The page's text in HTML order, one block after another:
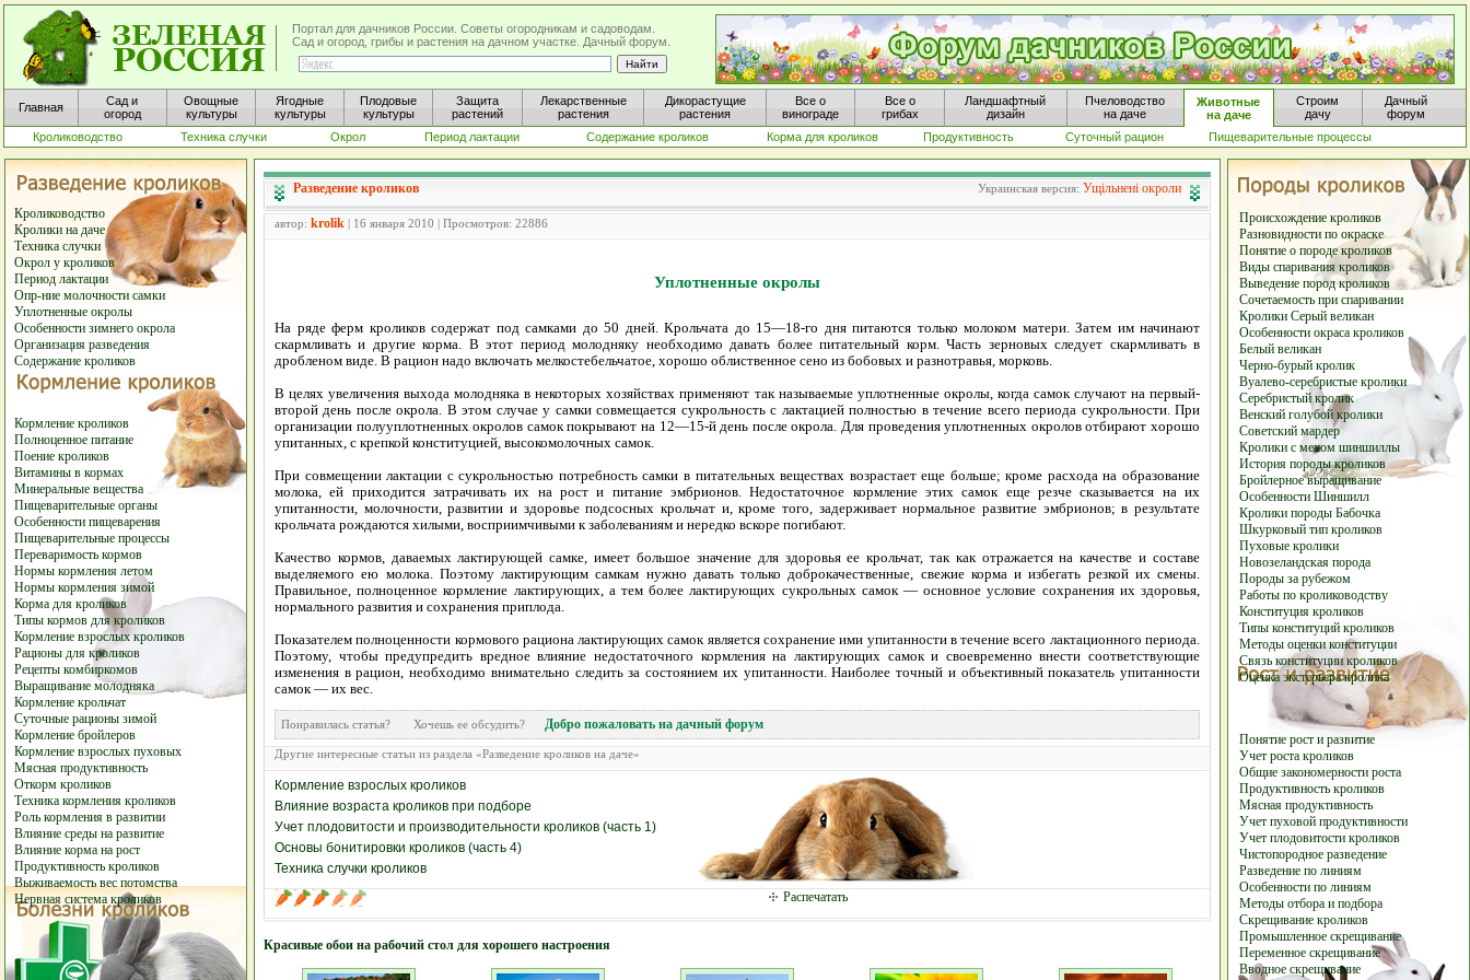
Портал для дачников России. Советы огородникам и садоводам.
Сад и огород, грибы и растения на дачном участке. Дачный форум.
Главная
Сад и
огород
Овощные
культуры
Ягодные
культуры
Плодовые
культуры
Защита
растений
Лекарственные
растения
Дикорастущие
растения
Все о
винограде
Все о
грибах
Ландшафтный
дизайн
Пчеловодство
на даче
Животные
на даче
Строим
дачу
Дачный
форум
Кролиководство
Техника случки Окрол Период лактации Содержание кроликов Корма для кроликов Продуктивность Суточный рацион Пищеварительные процессы
Кролиководство
Кролики на даче
Техника случки
Окрол у кроликов
Период лактации
Опр-ние молочности самки
Уплотненные окролы
Особенности зимнего окрола
Организация разведения
Содержание кроликов
Кормление кроликов
Полноценное питание
Поение кроликов
Витамины в кормах
Минеральные вещества
Пищеварительные органы
Особенности пищеварения
Пищеварительные процессы
Переваримость кормов
Нормы кормления летом
Нормы кормления зимой
Корма для кроликов
Типы кормов для кроликов
Кормление взрослых кроликов
Рационы для кроликов
Рецепты комбиркомов
Выращивание молодняка
Кормление крольчат
Суточные рационы зимой
Кормление бройлеров
Кормление взрослых пуховых
Мясная продуктивность
Откорм кроликов
Техника кормления кроликов
Роль кормления в развитии
Влияние среды на развитие
Влияние корма на рост
Продуктивность кроликов
Выживаемость вес потомства
Нервная система кроликов
Происхождение кроликов
Разновидности по окраске
Понятие о породе кроликов
Виды спаривания кроликов
Выведение пород кроликов
Сочетаемость при спаривании
Кролики Серый великан
Особенности окраса кроликов
Белый великан
Черно-бурый кролик
Вуалево-серебристые кролики
Серебристый кролик
Венский голубой кролики
Советский мардер
Кролики с мехом шиншиллы
История породы кроликов
Бройлерное выращивание
Особенности Шиншилл
Кролики породы Бабочка
Шкурковый тип кроликов
Пуховые кролики
Новозеландская порода
Породы за рубежом
Работы по кролиководству
Конституция кроликов
Типы конституций кроликов
Методы оценки конституции
Связь конституции кроликов
Оценка экстерьера кролика
Понятие рост и развитие
Учет роста кроликов
Общие закономерности роста
Продуктивность кроликов
Мясная продуктивность
Учет пуховой продуктивности
Учет плодовитости кроликов
Чистопородное разведение
Разведение по линиям
Особенности по линиям
Методы отбора и подбора
Скрещивание кроликов
Промышленное скрещивание
Переменное скрещивание
Вводное скрещивание
Разведение кроликов Украинская версия: Ущільнені окроли
автор: krolik | 16 января 2010 | Просмотров: 22886
Уплотненные окролы
На ряде ферм кроликов содержат под самками до 50 дней. Крольчата до 15—18-го дня питаются только молоком матери. Затем им начинают
скармливать и другие корма. В этот период молодняку необходимо давать более питательный корм. Часть зерновых следует скармливать в
дробленом виде. В рацион надо включать мелкостебельчатое, хорошо облиственное сено из бобовых и разнотравья, морковь.
В целях увеличения выхода молодняка в некоторых хозяйствах применяют так называемые уплотненные окролы, когда самок случают на первый-
второй день после окрола. В этом случае у самки совмещается сукрольность с лактацией полностью в течение всего периода сукрольности. При
организации полууплотненных окролов самок покрывают на 12—15-й день после окрола. Для проведения уплотненных окролов отбирают хорошо
упитанных, с крепкой конституцией, высокомолочных самок.
При совмещении лактации с сукрольностью потребность самки в питательных веществах возрастает еще больше; кроме расхода на образование
молока, ей приходится затрачивать их на рост и питание эмбрионов. Недостаточное кормление этих самок еще резче сказывается на их
упитанности, молочности, развитии и здоровье подсосных крольчат и, кроме того, задерживает нормальное развитие эмбрионов; в результате
крольчата рождаются хилыми, восприимчивыми к заболеваниям и нередко вскоре погибают.
Качество кормов, даваемых лактирующей самке, имеет большое значение для здоровья ее крольчат, так как отражается на качестве и составе
выделяемого ею молока. Поэтому лактирующим самкам нужно давать только доброкачественные, свежие корма и избегать резкой их смены.
Правильное, полноценное кормление лактирующих, а тем более лактирующих сукрольных самок — основное условие сохранения их здоровья,
нормального развития и сохранения приплода.
Показателем полноценности кормового рациона лактирующих самок является сохранение ими упитанности в течение всего лактационного периода.
Поэтому, чтобы предупредить вредное влияние недостаточного кормления на лактирующих самок и своевременно внести соответствующие
изменения в рацион, необходимо внимательно следить за состоянием их упитанности. Наиболее точный и объективный показатель упитанности
самок — их вес.
Понравилась статья? Хочешь ее обсудить? Добро пожаловать на дачный форум
Другие интересные статьи из раздела «Разведение кроликов на даче»
Кормление взрослых кроликов
Влияние возраста кроликов при подборе
Учет плодовитости и производительности кроликов (часть 1)
Основы бонитировки кроликов (часть 4)
Техника случки кроликов
Распечатать
Красивые обои на рабочий стол для хорошего настроения